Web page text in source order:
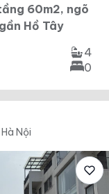
60m2, ngõ
Hồ Tây
4
0
Nội